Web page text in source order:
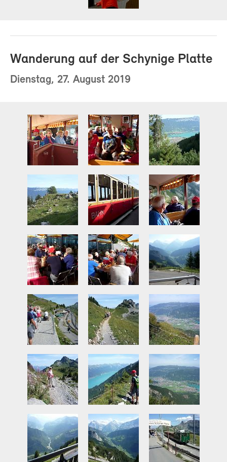
Wanderung auf der Schynige Platte
Dienstag, 27. August 2019